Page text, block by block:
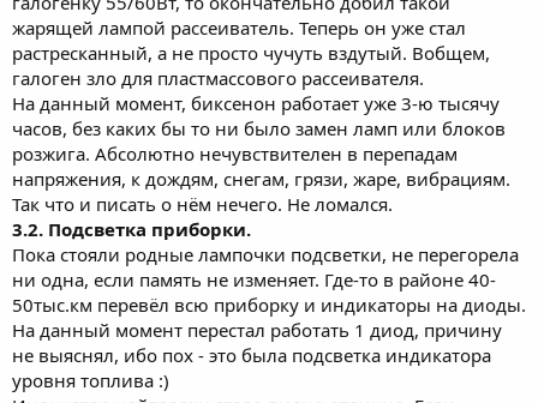
жарящей лампой рассеиватель. Теперь он уже стал
растресканный, а не просто чучуть вздутый. Вобщем,
галоген зло для пластмассового рассеивателя.
На данный момент, биксенон работает уже 3-ю тысячу
часов, без каких бы то ни было замен ламп или блоков
розжига. Абсолютно нечувствителен в перепадам
напряжения, к дождям, снегам, грязи, жаре, вибрациям.
Так что и писать о нём нечего. Не ломался.
3.2. Подсветка приборки.
Пока стояли родные лампочки подсветки, не перегорела
ни одна, если память не изменяет. Где-то в районе 40-
50тыс.км перевёл всю приборку и индикаторы на диоды.
На данный момент перестал работать 1 диод, причину
не выяснял, ибо пох - это была подсветка индикатора
уровня топлива :)